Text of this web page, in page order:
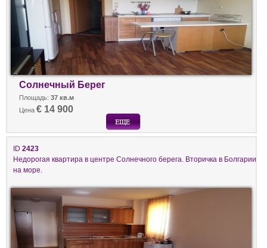
Солнечный Берег
Площадь: 37 кв.м
Цена € 14 900
ID 2423
Недорогая квартира в центре Солнечного берега. Вторичка в Болгарии
на море.